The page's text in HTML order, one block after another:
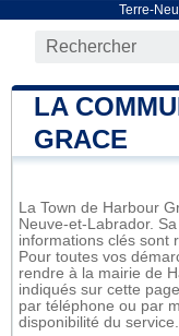
Terre-
LA
GRACE
La Town de Harbour
Neuve-et-Labrador.
informations clés sont
Pour toutes vos
rendre à la mairie de
indiqués sur cette
par téléphone ou par
disponibilité du service.